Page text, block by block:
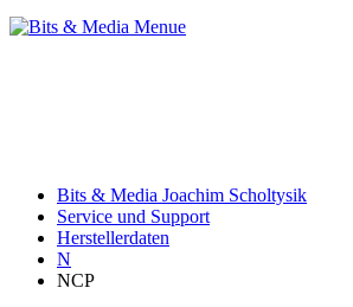
Bits & Media Joachim Scholtysik
Service und Support
Herstellerdaten
N
NCP